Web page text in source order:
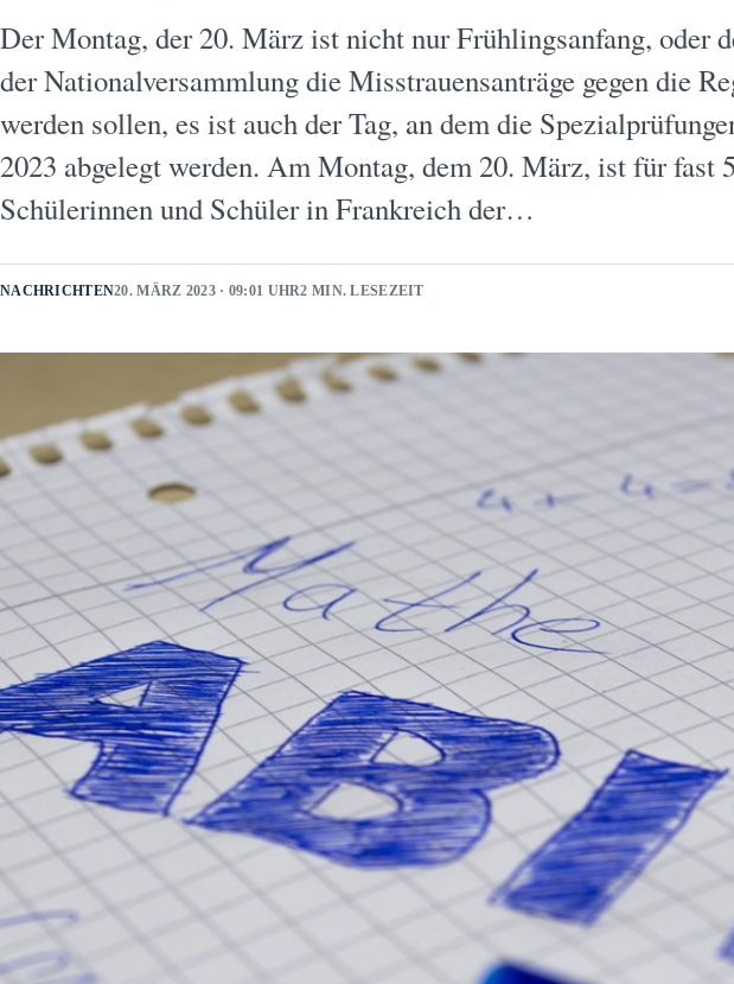
Der Montag, der 20. März ist nicht nur Frühlingsanfang, oder
der Nationalversammlung die Misstrauensanträge gegen die
werden sollen, es ist auch der Tag, an dem die
2023 abgelegt werden. Am Montag, dem 20. März, ist für fast
Schülerinnen und Schüler in Frankreich der…
NACHRICHTEN20. MÄRZ 2023 · 09:01 UHR2 MIN. LESEZEIT